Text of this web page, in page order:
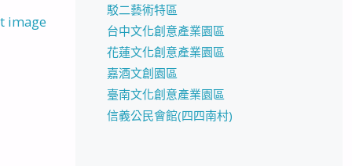
image
駁二藝術特區
台中文化創意產業園區
花蓮文化創意產業園區
嘉酒文創園區
臺南文化創意產業園區
信義公民會館(四四南村)